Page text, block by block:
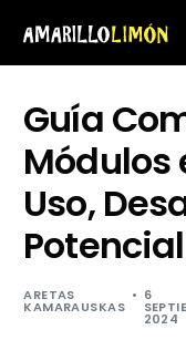
Guía
Módulos
Uso,
Potencial
ARETAS
KAMARAUSKAS
6
2024